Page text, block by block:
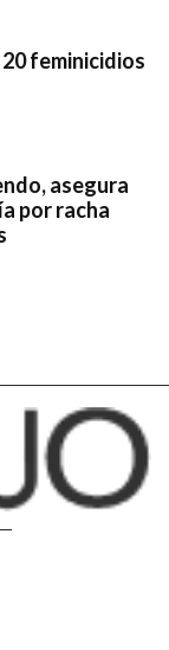
feminicidios
asegura
por racha